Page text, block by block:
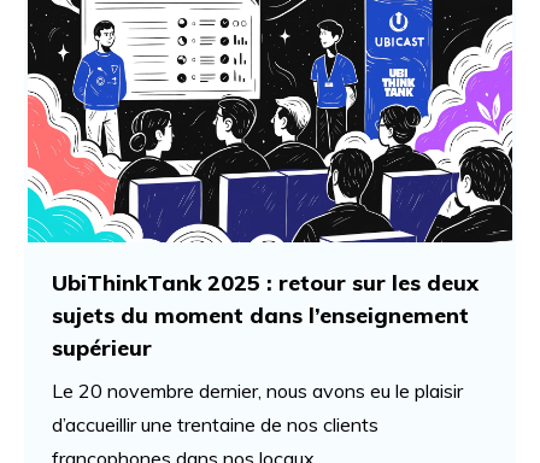
UbiThinkTank 2025 : retour sur les deux
sujets du moment dans l’enseignement
supérieur
Le 20 novembre dernier, nous avons eu le plaisir
d’accueillir une trentaine de nos clients
francophones dans nos locaux ...